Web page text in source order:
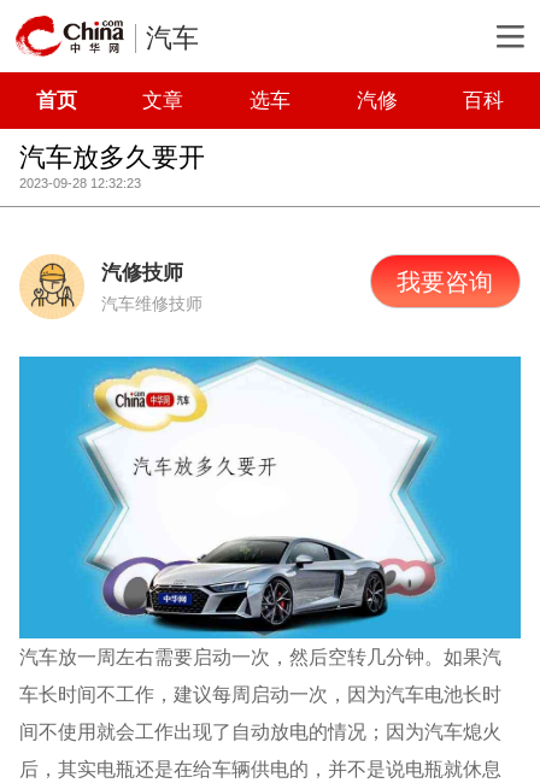
汽车
首页 文章 选车 汽修 百科
汽车放多久要开
2023-09-28 12:32:23
汽修技师
汽车维修技师
我要咨询
汽车放一周左右需要启动一次，然后空转几分钟。如果汽
车长时间不工作，建议每周启动一次，因为汽车电池长时
间不使用就会工作出现了自动放电的情况；因为汽车熄火
后，其实电瓶还是在给车辆供电的，并不是说电瓶就休息